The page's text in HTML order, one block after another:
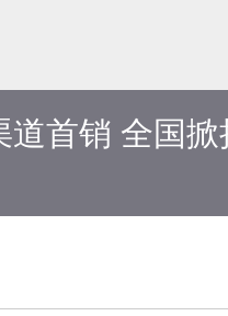
道首销 全国